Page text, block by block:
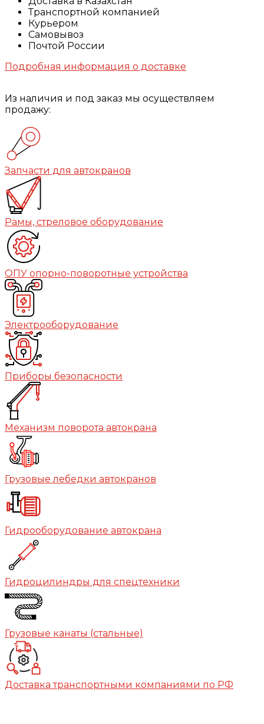
Транспортной компанией
Курьером
Самовывоз
Почтой России
Подробная информация о доставке
Из наличия и под заказ мы осуществляем
продажу:
Запчасти для автокранов
Рамы, стреловое оборудование
ОПУ опорно-поворотные устройства
Электрооборудование
Приборы безопасности
Механизм поворота автокрана
Грузовые лебедки автокранов
Гидрооборудование автокрана
Гидроцилиндры для спецтехники
Грузовые канаты (стальные)
Доставка транспортными компаниями по РФ